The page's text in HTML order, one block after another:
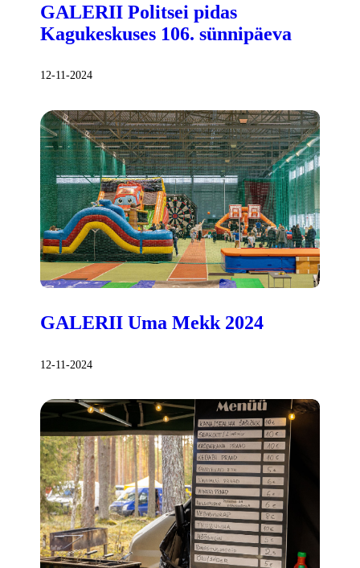
GALERII Politsei pidas
Kagukeskuses 106. sünnipäeva
12-11-2024
GALERII Uma Mekk 2024
12-11-2024